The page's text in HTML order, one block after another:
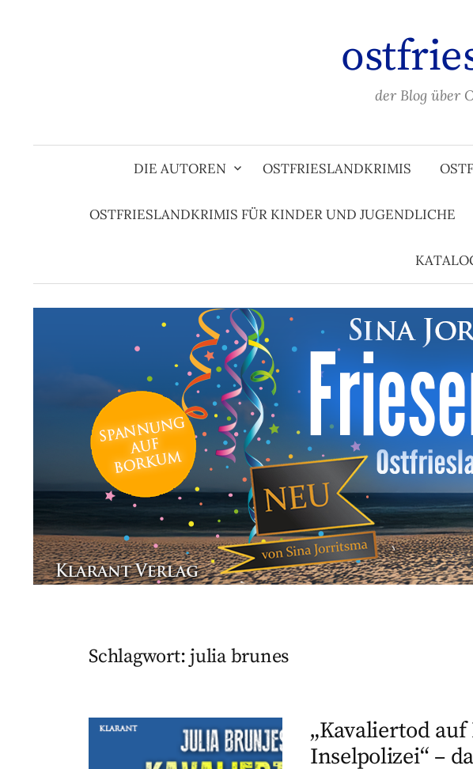
der Blog über
DIE AUTOREN OSTFRIESLANDKRIMIS
OSTFRIESLANDKRIMIS FÜR KINDER UND JUGENDLICHE
Schlagwort:julia brunes
„Kavaliertod
Inselpolizei“ –